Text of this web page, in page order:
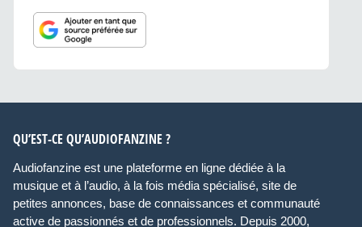
QU’EST-CE QU’AUDIOFANZINE ?
Audiofanzine est une plateforme en ligne dédiée à la
musique et à l’audio, à la fois média spécialisé, site de
petites annonces, base de connaissances et communauté
active de passionnés et de professionnels. Depuis 2000,